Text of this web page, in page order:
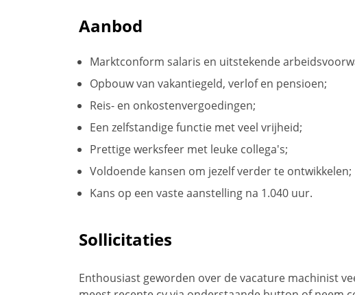
Aanbod
Marktconform salaris en uitstekende
Opbouw van vakantiegeld, verlof en pensioen;
Reis- en onkostenvergoedingen;
Een zelfstandige functie met veel vrijheid;
Prettige werksfeer met leuke collega's;
Voldoende kansen om jezelf verder te ontwikkelen;
Kans op een vaste aanstelling na 1.040 uur.
Sollicitaties
Enthousiast geworden over de vacature machinist